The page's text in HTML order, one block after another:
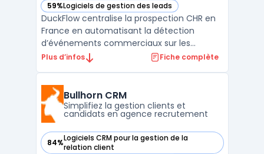
59%Logiciels de gestion des leads
— voir DuckFlow dans cette catégorie
DuckFlow centralise la prospection CHR en
France en automatisant la détection
d’événements commerciaux sur les
marchés des cafés, hôtels et restaurants.
faciliter l’identification rapide de nouveaux
projets, ouvertures ...
Plus d’infos Fiche complète
Bullhorn CRM
Simplifiez la gestion clients et
candidats en agence recrutement
84%Logiciels CRM pour la gestion de la
relation client
— voir Bullhorn CRM dans cette catégorie